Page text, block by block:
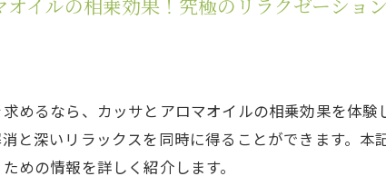
イルの相乗効果！究極のリラクゼーショ
めるなら、カッサとアロマオイルの相乗効果を体
と深いリラックスを同時に得ることができます。
めの情報を詳しく紹介します。